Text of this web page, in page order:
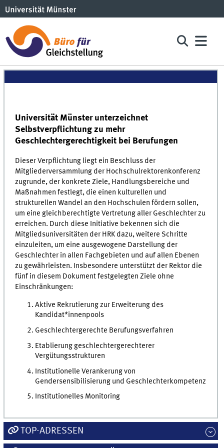
Universität Münster unterzeichnet
Selbstverpflichtung zu mehr
Geschlechtergerechtigkeit bei Berufungen
Dieser Verpflichtung liegt ein Beschluss der
Mitgliederversammlung der Hochschulrektorenkonferenz
zugrunde, der konkrete Ziele, Handlungsbereiche und
Maßnahmen festlegt, die einen kulturellen und
strukturellen Wandel an den Hochschulen fördern sollen,
um eine gleichberechtigte Vertretung aller Geschlechter zu
erreichen. Durch diese Initiative bekennen sich die
Mitgliedsuniversitäten der HRK dazu, weitere Schritte
einzuleiten, um eine ausgewogene Darstellung der
Geschlechter in allen Fachgebieten und auf allen Ebenen
zu gewährleisten. Insbesondere unterstützt der Rektor die
fünf in diesem Dokument festgelegten Ziele ohne
Einschränkungen:
Aktive Rekrutierung zur Erweiterung des
Kandidat*innenpools
Geschlechtergerechte Berufungsverfahren
Etablierung geschlechtergerechterer
Vergütungsstrukturen
Institutionelle Verankerung von
Gendersensibilisierung und Geschlechterkompetenz
Institutionelles Monitoring
TOP-ADRESSEN